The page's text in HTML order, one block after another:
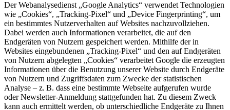
Der Webanalysedienst „Google Analytics“ verwendet Technologien
wie „Cookies“, „Tracking-Pixel“ und „Device Fingerprinting“, um
ein bestimmtes Nutzerverhalten auf Websites nachzuvollziehen.
Dabei werden auch Informationen verarbeitet, die auf den
Endgeräten von Nutzern gespeichert werden. Mithilfe der in
Websites eingebundenen „Tracking-Pixel“ und den auf Endgeräten
von Nutzern abgelegten „Cookies“ verarbeitet Google die erzeugten
Informationen über die Benutzung unserer Website durch Endgeräte
von Nutzern und Zugriffsdaten zum Zwecke der statistischen
Analyse – z. B. dass eine bestimmte Webseite aufgerufen wurde
oder Newsletter-Anmeldung stattgefunden hat. Zu diesem Zweck
kann auch ermittelt werden, ob unterschiedliche Endgeräte zu Ihnen